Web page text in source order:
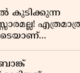
കുടിക്കുന്ന